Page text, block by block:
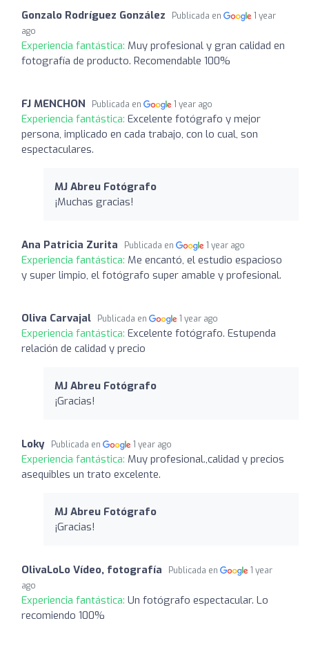
Gonzalo Rodríguez González Publicada en
1 year
ago
Experiencia fantástica: Muy profesional y gran calidad en
fotografía de producto. Recomendable 100%
FJ MENCHON Publicada en 1 year ago
Experiencia fantástica: Excelente fotógrafo y mejor
persona, implicado en cada trabajo, con lo cual, son
espectaculares.
MJ Abreu Fotógrafo
¡Muchas gracias!
Ana Patricia Zurita Publicada en 1 year ago
Experiencia fantástica: Me encantó, el estudio espacioso
y super limpio, el fotógrafo super amable y profesional.
Oliva Carvajal Publicada en 1 year ago
Experiencia fantástica: Excelente fotógrafo. Estupenda
relación de calidad y precio
MJ Abreu Fotógrafo
¡Gracias!
Loky Publicada en 1 year ago
Experiencia fantástica: Muy profesional.,calidad y precios
asequibles un trato excelente.
MJ Abreu Fotógrafo
¡Gracias!
OlivaLoLo Vídeo, fotografía Publicada en
1 year
ago
Experiencia fantástica: Un fotógrafo espectacular. Lo
recomiendo 100%